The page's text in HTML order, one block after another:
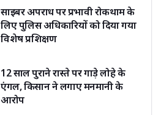
साइबर अपराध पर प्रभावी रोकथाम के
लिए पुलिस अधिकारियों को दिया गया
विशेष प्रशिक्षण
12 साल पुराने रास्ते पर गाड़े लोहे के
एंगल, किसान ने लगाए मनमानी के
आरोप